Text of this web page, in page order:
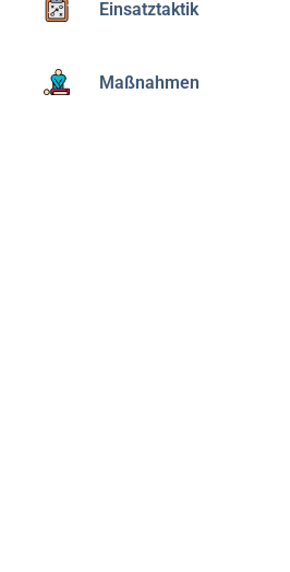
Einsatztaktik
Maßnahmen